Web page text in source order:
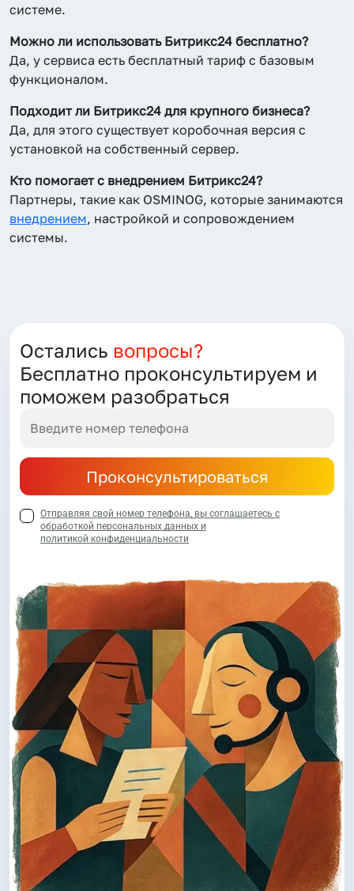
системе.
Можно ли использовать Битрикс24 бесплатно?
Да, у сервиса есть бесплатный тариф с базовым
функционалом.
Подходит ли Битрикс24 для крупного бизнеса?
Да, для этого существует коробочная версия с
установкой на собственный сервер.
Кто помогает с внедрением Битрикс24?
Партнеры, такие как OSMINOG, которые занимаются
внедрением, настройкой и сопровождением
системы.
Остались вопросы?
Бесплатно проконсультируем и
поможем разобраться
Проконсультироваться
Отправляя свой номер телефона, вы соглашаетесь с
обработкой персональных данных и
политикой конфиденциальности